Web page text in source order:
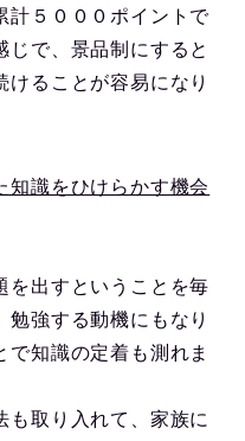
計５０００ポイントで
じで、景品制にすると
けることが容易になり
知識をひけらかす機会
を出すということを毎
勉強する動機にもなり
で知識の定着も測れま
も取り入れて、家族に